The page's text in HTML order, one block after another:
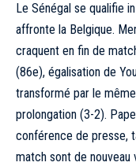
Le Sénégal se qualifie
affronte la Belgique.
craquent en fin de
(86e), égalisation de
transformé par le
prolongation (3-2).
conférence de presse,
match sont de